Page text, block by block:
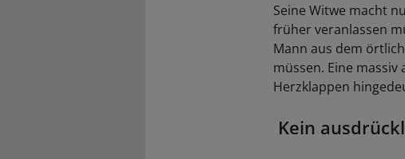
Seine Witwe macht
früher veranlassen
Mann aus dem
müssen. Eine
Herzklappen
Kein